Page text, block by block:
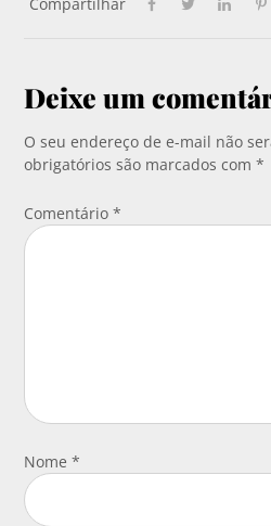
Compartilhar
Deixe um
O seu endereço de e-mail não
obrigatórios são marcados com*
Comentário*
Nome*